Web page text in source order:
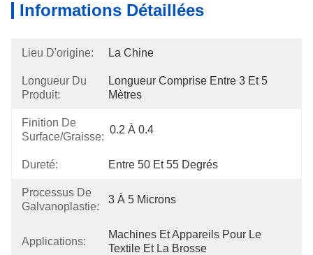
Informations Détaillées
Lieu D'origine: La Chine
Longueur Du
Produit:
Longueur Comprise Entre 3 Et 5
Mètres
Finition De
Surface/graisse:
0.2 À 0.4
Dureté: Entre 50 Et 55 Degrés
Processus De
Galvanoplastie:
3 À 5 Microns
Applications:
Machines Et Appareils Pour Le
Textile Et La Brosse